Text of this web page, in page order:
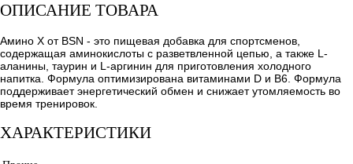
ОПИСАНИЕ ТОВАРА
Амино Х от BSN - это пищевая добавка для спортсменов,
содержащая аминокислоты с разветвленной цепью, а также L-
аланины, таурин и L-аргинин для приготовления холодного
напитка. Формула оптимизирована витаминами D и B6. Формула
поддерживает энергетический обмен и снижает утомляемость во
время тренировок.
ХАРАКТЕРИСТИКИ